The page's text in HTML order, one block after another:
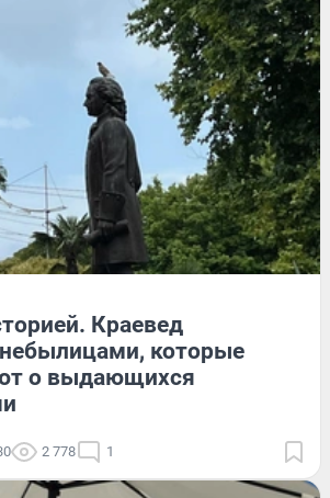
Краевед
которые
о выдающихся
2 778 1